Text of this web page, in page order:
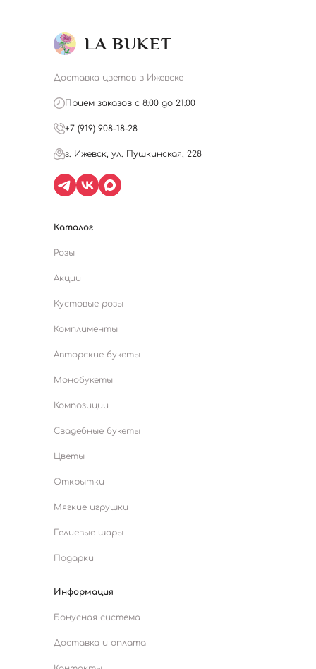
Доставка цветов в Ижевске
Прием заказов с 8:00 до 21:00
+7 (919) 908-18-28
г. Ижевск, ул. Пушкинская, 228
Каталог
Розы
Акции
Кустовые розы
Комплименты
Авторские букеты
Монобукеты
Композиции
Свадебные букеты
Цветы
Открытки
Мягкие игрушки
Гелиевые шары
Подарки
Информация
Бонусная система
Доставка и оплата